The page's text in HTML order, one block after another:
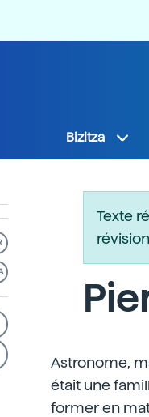
Bizitza
Texte
Astronome,
était une
former en